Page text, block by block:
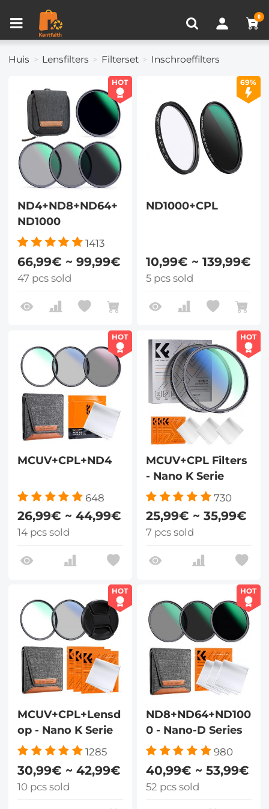
0
Huis Lensfilters Filterset Inschroeffilters
HOT
ND4+ND8+ND64+
ND1000
1413
66,99€ ~ 99,99€
47 pcs sold
69%
ND1000+CPL
10,99€ ~ 139,99€
5 pcs sold
HOT
MCUV+CPL+ND4
648
26,99€ ~ 44,99€
14 pcs sold
HOT
MCUV+CPL Filters
- Nano K Serie
730
25,99€ ~ 35,99€
7 pcs sold
HOT
MCUV+CPL+Lensd
op - Nano K Serie
1285
30,99€ ~ 42,99€
10 pcs sold
HOT
ND8+ND64+ND100
0 - Nano-D Series
980
40,99€ ~ 53,99€
52 pcs sold